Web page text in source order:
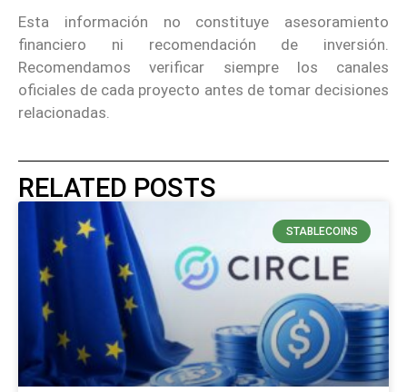
Esta información no constituye asesoramiento
financiero ni recomendación de inversión.
Recomendamos verificar siempre los canales
oficiales de cada proyecto antes de tomar decisiones
relacionadas.
RELATED POSTS
STABLECOINS